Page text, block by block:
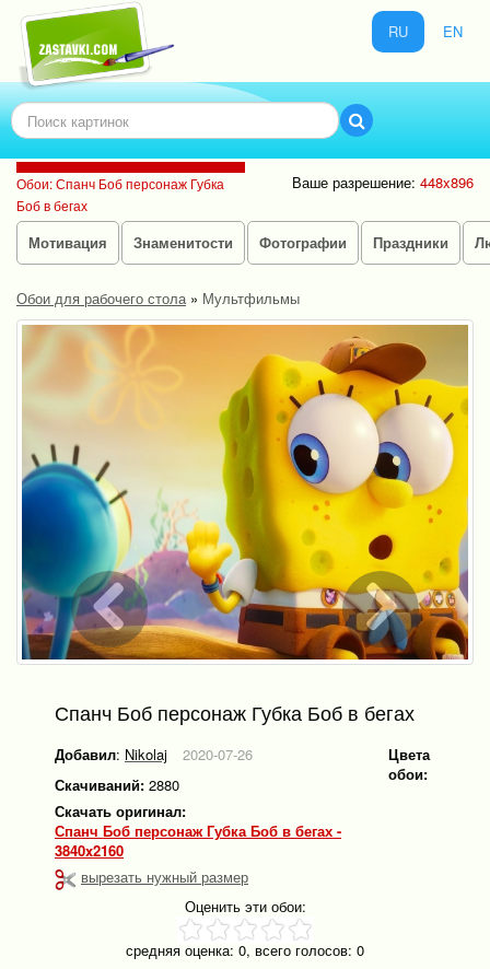
RU EN
Обои: Спанч Боб персонаж Губка
Боб в бегах
Ваше разрешение: 448x896
Мотивация Знаменитости Фотографии Праздники
Обои для рабочего стола» Мультфильмы
Спанч Боб персонаж Губка Боб в бегах
Добавил: Nikolaj
2020-07-26
Скачиваний: 2880
Скачать оригинал:
Спанч Боб персонаж Губка Боб в бегах -
3840x2160
вырезать нужный размер
Цвета
обои:
Оценить эти обои:
средняя оценка: 0, всего голосов: 0